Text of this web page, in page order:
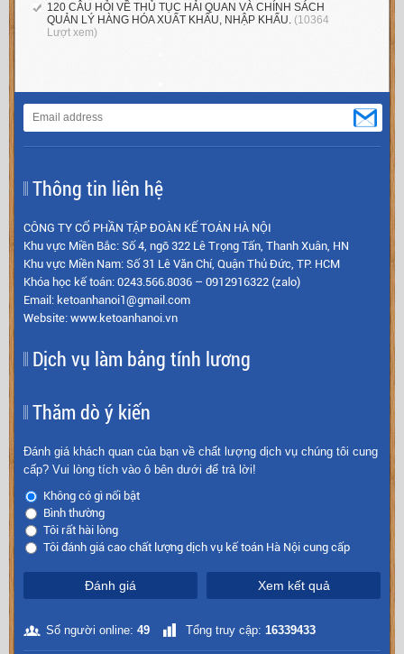
120 CÂU HỎI VỀ THỦ TỤC HẢI QUAN VÀ CHÍNH SÁCH
QUẢN LÝ HÀNG HÓA XUẤT KHẨU, NHẬP KHẨU. (10364
Lượt xem)
Thông tin liên hệ
CÔNG TY CỔ PHẦN TẬP ĐOÀN KẾ TOÁN HÀ NỘI
Khu vực Miền Bắc: Số 4, ngõ 322 Lê Trọng Tấn, Thanh Xuân, HN
Khu vực Miền Nam: Số 31 Lê Văn Chí, Quận Thủ Đức, TP. HCM
Khóa học kế toán: 0243.566.8036 – 0912916322 (zalo)
Email: ketoanhanoi1@gmail.com
Website: www.ketoanhanoi.vn
Dịch vụ làm bảng tính lương
Thăm dò ý kiến
Đánh giá khách quan của bạn về chất lượng dịch vụ chúng tôi cung
cấp? Vui lòng tích vào ô bên dưới để trả lời!
Không có gì nổi bật
Bình thường
Tôi rất hài lòng
Tôi đánh giá cao chất lượng dịch vụ kế toán Hà Nội cung cấp
Đánh giá Xem kết quả
Số người online: 49 Tổng truy cập: 16339433